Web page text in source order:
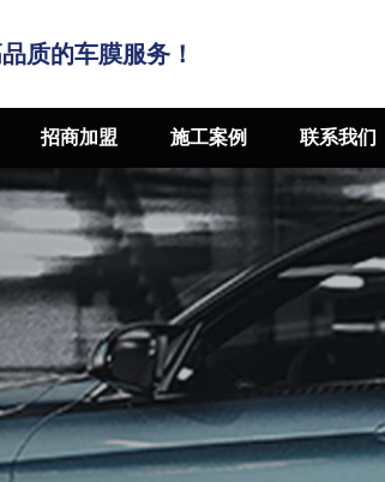
质的车膜服务！
招商加盟 施工案例 联系我们